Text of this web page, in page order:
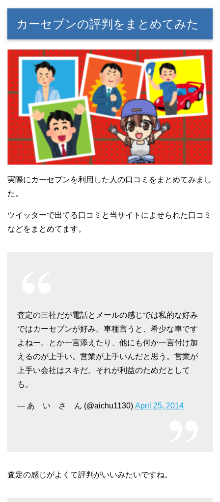
カーセブンの評判をまとめてみた
実際にカーセブンを利用した人の口コミをまとめてみまし
た。
ツイッターで出てる口コミと当サイトによせられた口コミ
などをまとめてます。
査定の三社だが電話とメールの感じでは私的な好み
ではカーセブンが好み。車種言うと、希少な車です
よねー。とか一言添えたり、他にも何か一言付け加
えるのが上手い。営業が上手いんだと思う。営業が
上手い会社はスキだ。それが利益のためだとして
も。
— あ い さ ん (@aichu1130) April 25, 2014
査定の感じがよくて評判がいいみたいですね。